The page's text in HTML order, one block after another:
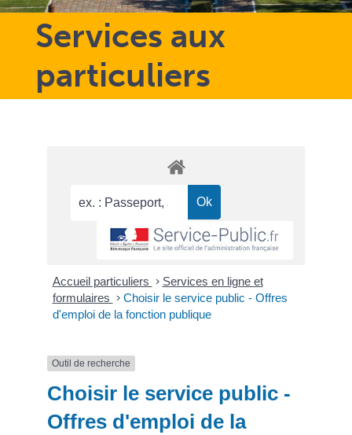
Services aux
particuliers
Accueil particuliers > Services en ligne et
formulaires > Choisir le service public - Offres
d'emploi de la fonction publique
Outil de recherche
Choisir le service public -
Offres d'emploi de la